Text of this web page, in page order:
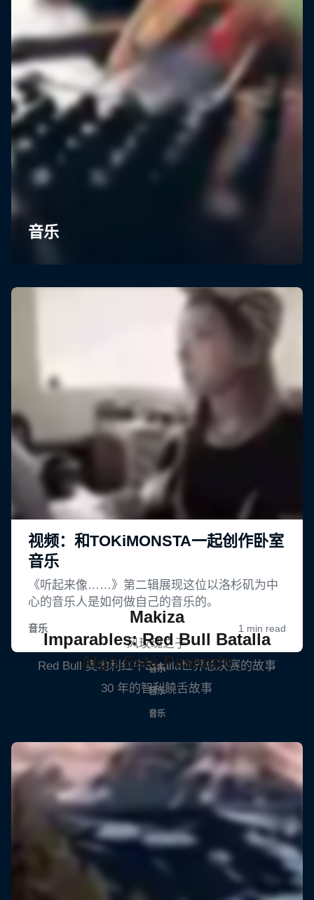
Makiza
风玫瑰之子
音乐
Imparables: Red Bull Batalla
Red Bull 奥地利红牛Batalla世界总决赛的故事
音乐
Algo Está Pasando
30 年的智利饒舌故事
音乐